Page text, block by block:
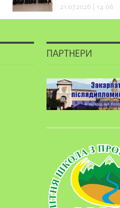
21.07.2026 | 14:06
ПАРТНЕРИ